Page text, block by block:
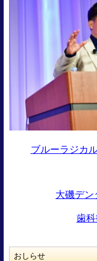
ブルーラジカ
大磯デン
歯
おしらせ